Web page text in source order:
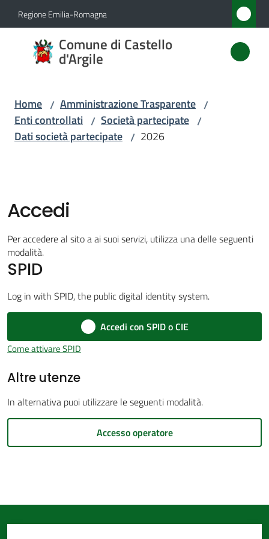
Vai al contenuto
Vai alla navigazione
Vai al footer
Regione Emilia-Romagna
Comune di Castello
d'Argile
Comune
di
Servizi
Vivere
Castello
Trasparente
Menu selezionato
argomenti...
Seguici
Home / Amministrazione Trasparente /
Enti controllati / Società partecipate /
Dati società partecipate / 2026
Accedi
Per accedere al sito a ai suoi servizi, utilizza una delle seguenti
modalità.
SPID
Log in with SPID, the public digital identity system.
Accedi con SPID o CIE
Come attivare SPID
Altre utenze
In alternativa puoi utilizzare le seguenti modalità.
Accesso operatore